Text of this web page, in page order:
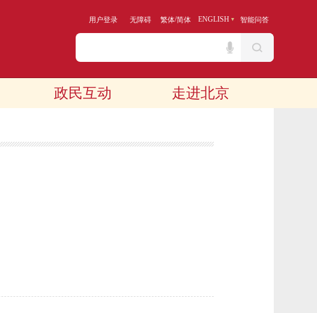
用户登录 无障碍 繁体/简体 ENGLISH 智能问答
政民互动 走进北京